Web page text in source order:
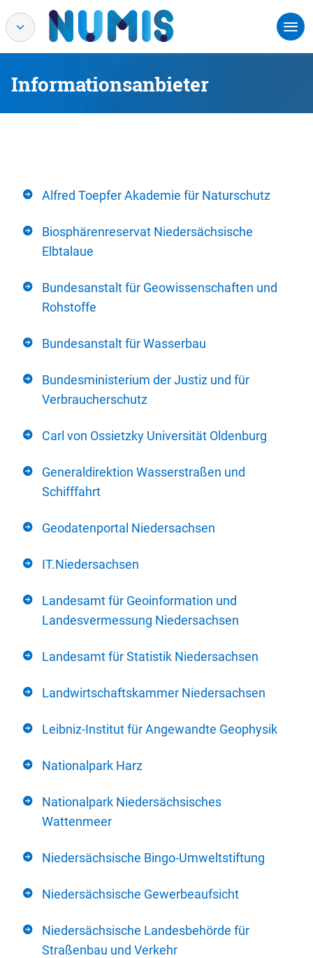
Informationsanbieter
Alfred Toepfer Akademie für Naturschutz
Biosphärenreservat Niedersächsische
Elbtalaue
Bundesanstalt für Geowissenschaften und
Rohstoffe
Bundesanstalt für Wasserbau
Bundesministerium der Justiz und für
Verbraucherschutz
Carl von Ossietzky Universität Oldenburg
Generaldirektion Wasserstraßen und
Schifffahrt
Geodatenportal Niedersachsen
IT.Niedersachsen
Landesamt für Geoinformation und
Landesvermessung Niedersachsen
Landesamt für Statistik Niedersachsen
Landwirtschaftskammer Niedersachsen
Leibniz-Institut für Angewandte Geophysik
Nationalpark Harz
Nationalpark Niedersächsisches
Wattenmeer
Niedersächsische Bingo-Umweltstiftung
Niedersächsische Gewerbeaufsicht
Niedersächsische Landesbehörde für
Straßenbau und Verkehr